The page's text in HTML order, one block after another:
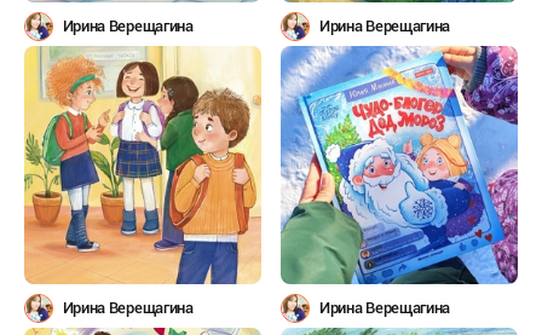
Ирина Верещагина Ирина Верещагина
Ирина Верещагина Ирина Верещагина